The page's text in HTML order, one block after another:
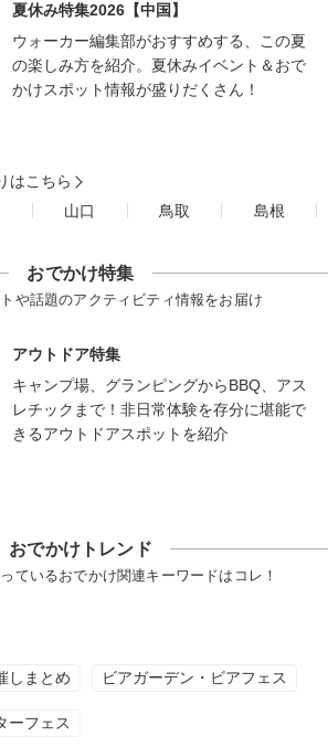
夏休み特集2026【中国】
ウォーカー編集部がおすすめする、この夏
の楽しみ方を紹介。夏休みイベント＆おで
かけスポット情報が盛りだくさん！
はこちら
山口 鳥取 島根
おでかけ特集
や話題のアクティビティ情報をお届け
アウトドア特集
キャンプ場、グランピングからBBQ、アス
レチックまで！非日常体験を存分に堪能で
きるアウトドアスポットを紹介
おでかけトレンド
ているおでかけ関連キーワードはコレ！
しまとめ ビアガーデン・ビアフェス
ーフェス